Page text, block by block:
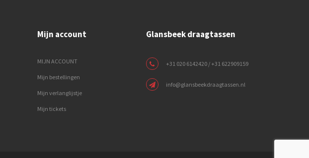
Mijn account
MIJN ACCOUNT
Mijn bestellingen
Mijn verlanglijstje
Mijn tickets
Glansbeek draagtassen
+31 020 6142420 / +31 622909159
info@glansbeekdraagtassen.nl